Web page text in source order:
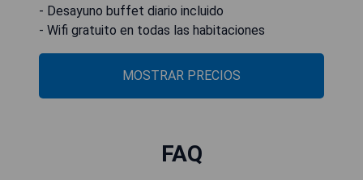
- Desayuno buffet diario incluido
- Wifi gratuito en todas las habitaciones
MOSTRAR PRECIOS
FAQ